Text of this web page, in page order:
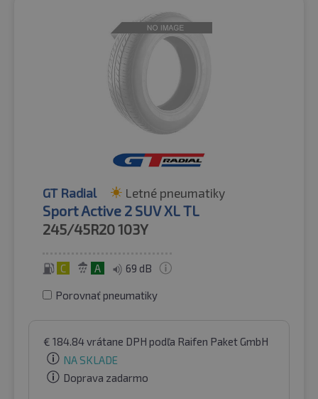
GT Radial Letné pneumatiky
Sport Active 2 SUV XL TL
245/45R20103Y
C A 69 dB
Porovnať pneumatiky
€ 184.84vrátane DPH podľa Raifen Paket GmbH
NA SKLADE
Doprava zadarmo